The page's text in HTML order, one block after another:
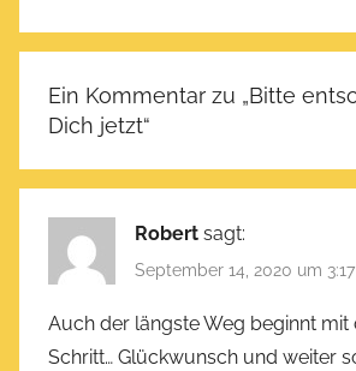
r
7
,
Ein Kommentar zu „Bitte
Dich jetzt“
Robert sagt:
September 14, 2020 um
Auch der längste Weg beginnt mit
Schritt… Glückwunsch und weiter